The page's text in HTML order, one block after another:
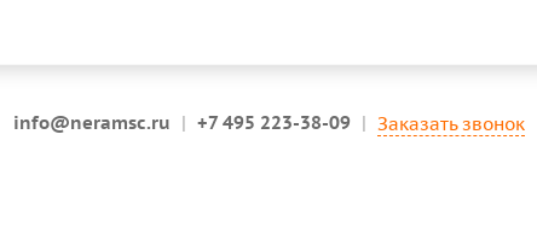
info@neramsc.ru | +7 495 223-38-09 | Заказать звонок